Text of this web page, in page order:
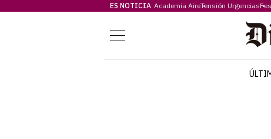
ES NOTICIA Academia AireTensión Urgencias
Menú